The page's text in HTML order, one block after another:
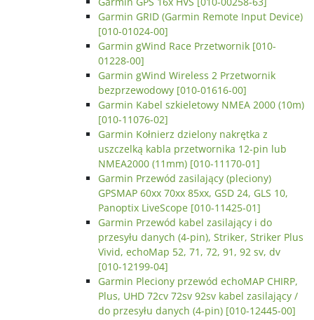
Garmin GRID (Garmin Remote Input Device)
[010-01024-00]
Garmin gWind Race Przetwornik [010-
01228-00]
Garmin gWind Wireless 2 Przetwornik
bezprzewodowy [010-01616-00]
Garmin Kabel szkieletowy NMEA 2000 (10m)
[010-11076-02]
Garmin Kołnierz dzielony nakrętka z
uszczelką kabla przetwornika 12-pin lub
NMEA2000 (11mm) [010-11170-01]
Garmin Przewód zasilający (pleciony)
GPSMAP 60xx 70xx 85xx, GSD 24, GLS 10,
Panoptix LiveScope [010-11425-01]
Garmin Przewód kabel zasilający i do
przesyłu danych (4-pin), Striker, Striker Plus
Vivid, echoMap 52, 71, 72, 91, 92 sv, dv
[010-12199-04]
Garmin Pleciony przewód echoMAP CHIRP,
Plus, UHD 72cv 72sv 92sv kabel zasilający /
do przesyłu danych (4-pin) [010-12445-00]